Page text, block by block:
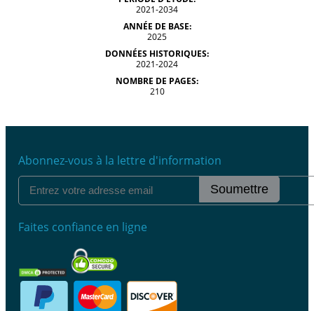
2021-2034
ANNÉE DE BASE:
2025
DONNÉES HISTORIQUES:
2021-2024
NOMBRE DE PAGES:
210
Abonnez-vous à la lettre d'information
Soumettre
Faites confiance en ligne